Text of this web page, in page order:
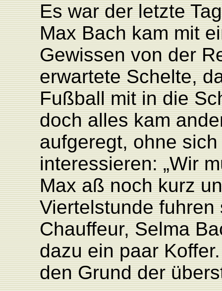
Es war der letzte
Max Bach kam mit
Gewissen von der
erwartete Schelte,
Fußball mit in die
doch alles kam
aufgeregt, ohne
interessieren: „Wir
Max aß noch kurz
Viertelstunde
Chauffeur, Selma
dazu ein paar
den Grund der